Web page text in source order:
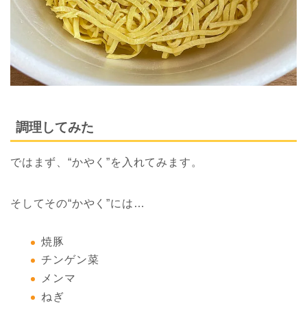
調理してみた
ではまず、“かやく”を入れてみます。
そしてその“かやく”には…
焼豚
チンゲン菜
メンマ
ねぎ